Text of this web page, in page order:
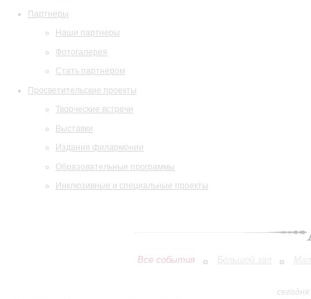
Партнеры
Наши партнеры
Фотогалерея
Стать партнером
Просветительские проекты
Творческие встречи
Выставки
Издания филармонии
Образовательные программы
Инклюзивные и специальные проекты
Все события Большой зал